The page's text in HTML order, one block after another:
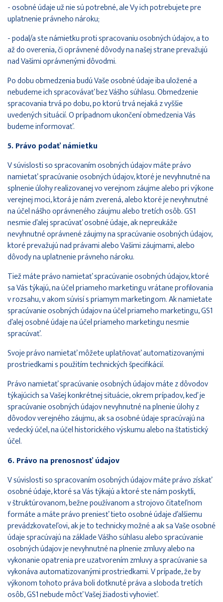
- osobné údaje už nie sú potrebné, ale Vy ich potrebujete pre
uplatnenie právneho nároku;
- podal/a ste námietku proti spracovaniu osobných údajov, a to
až do overenia, či oprávnené dôvody na našej strane prevažujú
nad Vašimi oprávnenými dôvodmi.
Po dobu obmedzenia budú Vaše osobné údaje iba uložené a
nebudeme ich spracovávať bez Vášho súhlasu. Obmedzenie
spracovania trvá po dobu, po ktorú trvá nejaká z vyššie
uvedených situácií. O prípadnom ukončení obmedzenia Vás
budeme informovať.
5. Právo podať námietku
V súvislosti so spracovaním osobných údajov máte právo
namietať spracúvanie osobných údajov, ktoré je nevyhnutné na
splnenie úlohy realizovanej vo verejnom záujme alebo pri výkone
verejnej moci, ktorá je nám zverená, alebo ktoré je nevyhnutné
na účel nášho oprávneného záujmu alebo tretích osôb. GS1
nesmie ďalej spracúvať osobné údaje, ak nepreukáže
nevyhnutné oprávnené záujmy na spracúvanie osobných údajov,
ktoré prevažujú nad právami alebo Vašimi záujmami, alebo
dôvody na uplatnenie právneho nároku.
Tiež máte právo namietať spracúvanie osobných údajov, ktoré
sa Vás týkajú, na účel priameho marketingu vrátane profilovania
v rozsahu, v akom súvisí s priamym marketingom. Ak namietate
spracúvanie osobných údajov na účel priameho marketingu, GS1
ďalej osobné údaje na účel priameho marketingu nesmie
spracúvať.
Svoje právo namietať môžete uplatňovať automatizovanými
prostriedkami s použitím technických špecifikácií.
Právo namietať spracúvanie osobných údajov máte z dôvodov
týkajúcich sa Vašej konkrétnej situácie, okrem prípadov, keď je
spracúvanie osobných údajov nevyhnutné na plnenie úlohy z
dôvodov verejného záujmu, ak sa osobné údaje spracúvajú na
vedecký účel, na účel historického výskumu alebo na štatistický
účel.
6. Právo na prenosnosť údajov
V súvislosti so spracovaním osobných údajov máte právo získať
osobné údaje, ktoré sa Vás týkajú a ktoré ste nám poskytli,
v štruktúrovanom, bežne používanom a strojovo čitateľnom
formáte a máte právo preniesť tieto osobné údaje ďalšiemu
prevádzkovateľovi, ak je to technicky možné a ak sa Vaše osobné
údaje spracúvajú na základe Vášho súhlasu alebo spracúvanie
osobných údajov je nevyhnutné na plnenie zmluvy alebo na
vykonanie opatrenia pre uzatvorením zmluvy a spracúvanie sa
vykonáva automatizovanými prostriedkami. V prípade, že by
výkonom tohoto práva boli dotknuté práva a sloboda tretích
osôb, GS1 nebude môcť Vašej žiadosti vyhovieť.